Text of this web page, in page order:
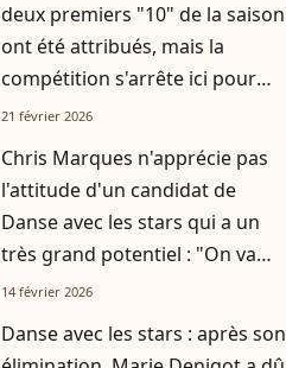
deux premiers "10" de la saison
ont été attribués, mais la
compétition s'arrête ici pour
cette personnalité
21 février 2026
Chris Marques n'apprécie pas
l'attitude d'un candidat de
Danse avec les stars qui a un
très grand potentiel : "On va
arrêter de s'amuser"
14 février 2026
Danse avec les stars : après son